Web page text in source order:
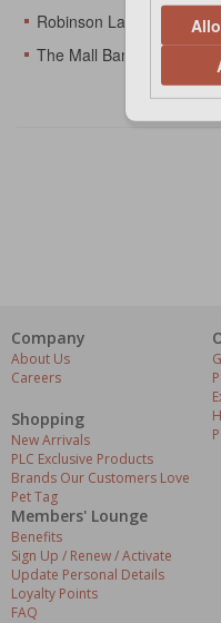
Robinson Lat Krabang
The Mall BangKae
Company
About Us
Careers
Shopping
New Arrivals
PLC Exclusive Products
Brands Our Customers Love
Pet Tag
Members' Lounge
Benefits
Sign Up / Renew / Activate
Update Personal Details
Loyalty Points
FAQ